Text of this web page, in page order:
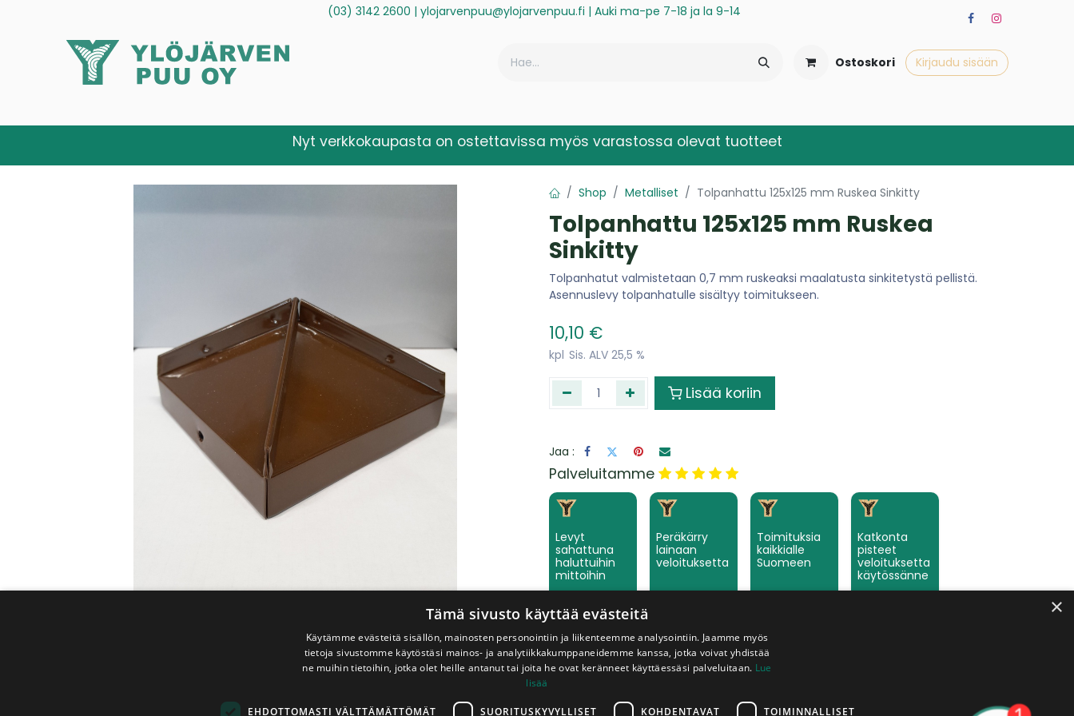
(03) 3142 2600 | ylojarvenpuu@ylojarvenpuu.fi | Auki ma-pe 7-18 ja la 9-14
Ostoskori Kirjaudu sisään
Nyt verkkokaupasta on ostettavissa myös varastossa olevat tuotteet
Shop Metalliset Tolpanhattu 125x125 mm Ruskea Sinkitty
Tolpanhattu 125x125 mm Ruskea
Sinkitty
Tolpanhatut valmistetaan 0,7 mm ruskeaksi maalatusta sinkitetystä pellistä.
Asennuslevy tolpanhatulle sisältyy toimitukseen.
10,10 €
kpl Sis. ALV 25,5 %
Lisää koriin
Jaa :
​Palveluitamme
Levyt
sahattuna
haluttuihin
mittoihin
Peräkärry
lainaan
veloituksetta
Toimituksia
kaikkialle
Suomeen
Katkonta
pisteet
veloituksetta
käytössänne
Keräämme
tilaamanne
×
Tämä sivusto käyttää evästeitä
Käytämme evästeitä sisällön, mainosten personointiin ja liikenteemme analysointiin. Jaamme myös
tietoja sivustomme käytöstäsi mainos- ja analytiikkakumppaneidemme kanssa, jotka voivat yhdistää
ne muihin tietoihin, jotka olet heille antanut tai joita he ovat keränneet käyttäessäsi palveluitaan. Lue
lisää
EHDOTTOMASTI VÄLTTÄMÄTTÖMÄT SUORITUSKYVYLLISET KOHDENTAVAT TOIMINNALLISET